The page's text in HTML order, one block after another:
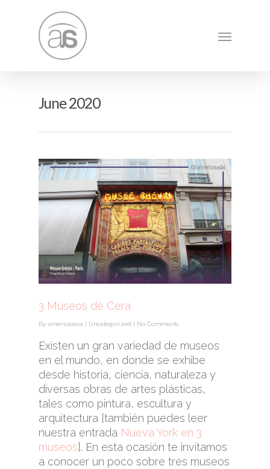
June 2020
3 Museos de Cera
By americaasia | Uncategorized | No Comments
Existen un gran variedad de museos
en el mundo, en donde se exhibe
desde historia, ciencia, naturaleza y
diversas obras de artes plásticas,
tales como pintura, escultura y
arquitectura [también puedes leer
nuestra entrada Nueva York en 3
museos]. En esta ocasión te invitamos
a conocer un poco sobre tres museos